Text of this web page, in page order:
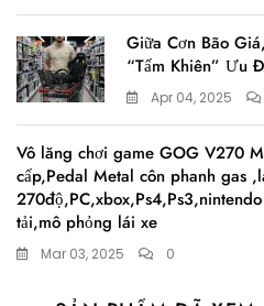
Giữa Cơn Bão
“Tấm Khiên” Ưu
Apr 04, 2025
Vô lăng chơi game GOG V270
cấp,Pedal Metal côn phanh gas
tải,mô phỏng lái xe
Mar 03, 2025 0